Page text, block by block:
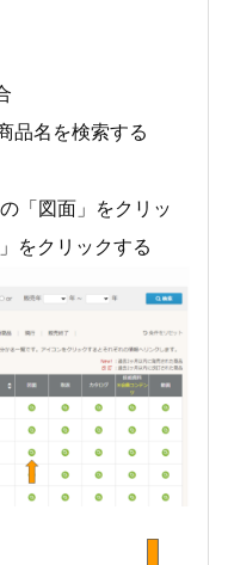
品名を検索する
「図面」をクリッ
をクリックする